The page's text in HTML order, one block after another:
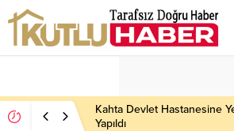
Kahta Devlet Hastanesine
Yapıldı